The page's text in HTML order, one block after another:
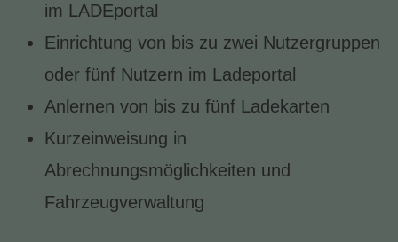
im LADEportal
Einrichtung von bis zu zwei Nutzergruppen
oder fünf Nutzern im Ladeportal
Anlernen von bis zu fünf Ladekarten
Kurzeinweisung in
Abrechnungsmöglichkeiten und
Fahrzeugverwaltung